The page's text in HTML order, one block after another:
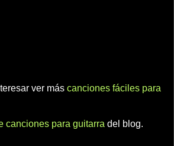
ver más canciones fáciles para
canciones para guitarra del blog.